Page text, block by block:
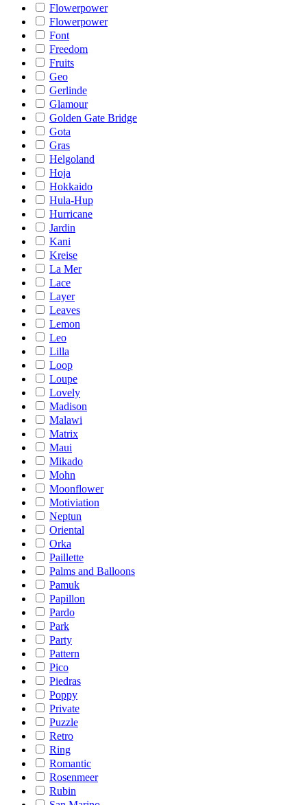
Flowerpower
Flowerpower
Font
Freedom
Fruits
Geo
Gerlinde
Glamour
Golden Gate Bridge
Gota
Gras
Helgoland
Hoja
Hokkaido
Hula-Hup
Hurricane
Jardin
Kani
Kreise
La Mer
Lace
Layer
Leaves
Lemon
Leo
Lilla
Loop
Loupe
Lovely
Madison
Malawi
Matrix
Maui
Mikado
Mohn
Moonflower
Motiviation
Neptun
Oriental
Orka
Paillette
Palms and Balloons
Pamuk
Papillon
Pardo
Park
Party
Pattern
Pico
Piedras
Poppy
Private
Puzzle
Retro
Ring
Romantic
Rosenmeer
Rubin